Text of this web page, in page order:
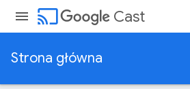
cast Cast
Strona główna